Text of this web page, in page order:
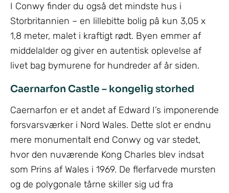
I Conwy finder du også det mindste hus i
Storbritannien – en lillebitte bolig på kun 3,05 x
1,8 meter, malet i kraftigt rødt. Byen emmer af
middelalder og giver en autentisk oplevelse af
livet bag bymurene for hundreder af år siden.
Caernarfon Castle – kongelig storhed
Caernarfon er et andet af Edward I’s imponerende
forsvarsværker i Nord Wales. Dette slot er endnu
mere monumentalt end Conwy og var stedet,
hvor den nuværende Kong Charles blev indsat
som Prins af Wales i 1969. De flerfarvede mursten
og de polygonale tårne skiller sig ud fra